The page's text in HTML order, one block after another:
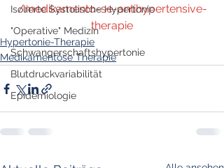
Isolierte Systolische Hypertonie
"Operative" Medizin
Schwangerschaftshypertonie
Blutdruckvariabilität
Epidemiologie
/medikamento-se-antihypertensive-
therapie
Hypertonie-Therapie
Medikamentöse Therapie